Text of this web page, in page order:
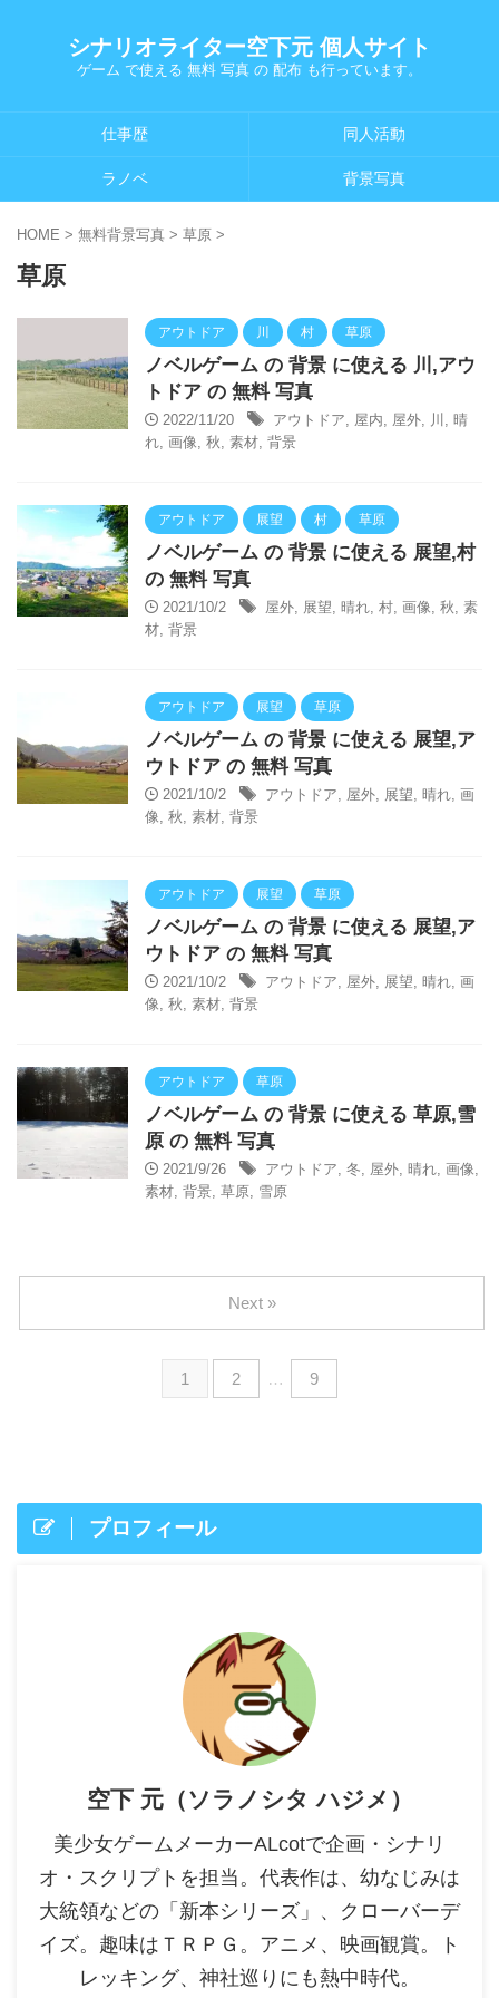
シナリオライター空下元 個人サイト
ゲーム で使える 無料 写真 の 配布 も行っています。
仕事歴 同人活動
ラノベ 背景写真
HOME > 無料背景写真 > 草原 >
草原
アウトドア 川 村 草原
ノベルゲーム の 背景 に使える 川,アウ
トドア の 無料 写真
2022/11/20 アウトドア, 屋内, 屋外, 川 , 晴
れ, 画像, 秋, 素材, 背景
アウトドア 展望 村 草原
ノベルゲーム の 背景 に使える 展望,村
の 無料 写真
2021/10/2 屋外, 展望, 晴れ, 村, 画像, 秋, 素
材, 背景
アウトドア 展望 草原
ノベルゲーム の 背景 に使える 展望,ア
ウトドア の 無料 写真
2021/10/2 アウトドア, 屋外, 展望, 晴れ, 画
像, 秋, 素材, 背景
アウトドア 展望 草原
ノベルゲーム の 背景 に使える 展望,ア
ウトドア の 無料 写真
2021/10/2 アウトドア, 屋外, 展望, 晴れ, 画
像, 秋, 素材, 背景
アウトドア 草原
ノベルゲーム の 背景 に使える 草原,雪
原 の 無料 写真
2021/9/26 アウトドア, 冬, 屋外, 晴れ, 画像,
素材, 背景, 草原, 雪原
1 2 … 9
Next »
プロフィール
空下 元（ソラノシタ ハジメ）
美少女ゲームメーカーALcotで企画・シナリ
オ・スクリプトを担当。代表作は、幼なじみは
大統領などの「新本シリーズ」、クローバーデ
イズ。趣味はＴＲＰＧ。アニメ、映画観賞。ト
レッキング、神社巡りにも熱中時代。